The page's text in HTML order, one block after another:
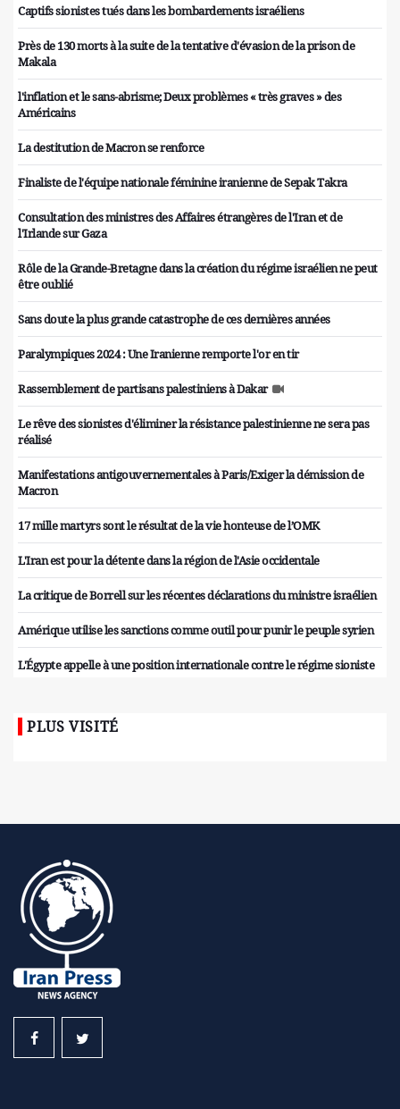
Captifs sionistes tués dans les bombardements israéliens
Près de 130 morts à la suite de la tentative d'évasion de la prison de
Makala
l'inflation et le sans-abrisme; Deux problèmes « très graves » des
Américains
La destitution de Macron se renforce
Finaliste de l'équipe nationale féminine iranienne de Sepak Takra
Consultation des ministres des Affaires étrangères de l'Iran et de
l'Irlande sur Gaza
Rôle de la Grande-Bretagne dans la création du régime israélien ne peut
être oublié
Sans doute la plus grande catastrophe de ces dernières années
Paralympiques 2024 : Une Iranienne remporte l'or en tir
Rassemblement de partisans palestiniens à Dakar
Le rêve des sionistes d'éliminer la résistance palestinienne ne sera pas
réalisé
Manifestations antigouvernementales à Paris/Exiger la démission de
Macron
17 mille martyrs sont le résultat de la vie honteuse de l’OMK
L'Iran est pour la détente dans la région de l'Asie occidentale
La critique de Borrell sur les récentes déclarations du ministre israélien
Amérique utilise les sanctions comme outil pour punir le peuple syrien
L'Égypte appelle à une position internationale contre le régime sioniste
PLUS VISITÉ